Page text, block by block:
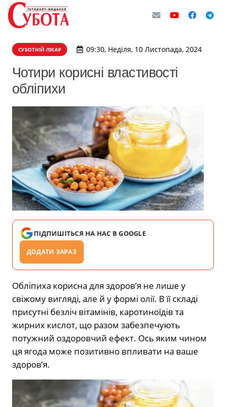
СУБОТНІЙ ЛІКАР 09:30, Неділя, 10 Листопада, 2024
Чотири корисні властивості
обліпихи
ПІДПИШІТЬСЯ НА НАС В GOOGLE
ДОДАТИ ЗАРАЗ
Обліпиха корисна для здоров’я не лише у
свіжому вигляді, але й у формі олії. В її складі
присутні безліч вітамінів, каротиноїдів та
жирних кислот, що разом забезпечують
потужний оздоровчий ефект. Ось яким чином
ця ягода може позитивно впливати на ваше
здоров’я.